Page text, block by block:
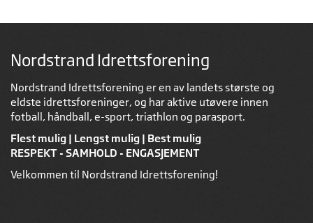
Nordstrand Idrettsforening
Nordstrand Idrettsforening er en av landets største og
eldste idrettsforeninger, og har aktive utøvere innen
fotball, håndball, e-sport, triathlon og parasport.
Flest mulig | Lengst mulig | Best mulig
RESPEKT - SAMHOLD - ENGASJEMENT
Velkommen til Nordstrand Idrettsforening!